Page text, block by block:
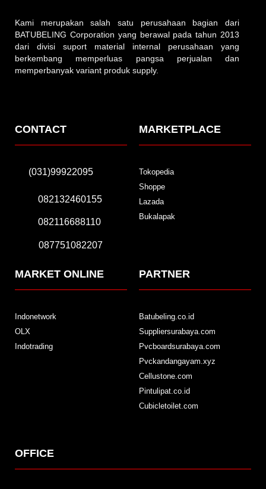
Kami merupakan salah satu perusahaan bagian dari
BATUBELING Corporation yang berawal pada tahun 2013
dari divisi suport material internal perusahaan yang
berkembang memperluas pangsa perjualan dan
memperbanyak variant produk supply.
CONTACT
(031)99922095
082132460155
082116688110
087751082207
MARKETPLACE
Tokopedia
Shoppe
Lazada
Bukalapak
MARKET ONLINE
Indonetwork
OLX
Indotrading
PARTNER
Batubeling.co.id
Suppliersurabaya.com
Pvcboardsurabaya.com
Pvckandangayam.xyz
Cellustone.com
Pintulipat.co.id
Cubicletoilet.com
OFFICE